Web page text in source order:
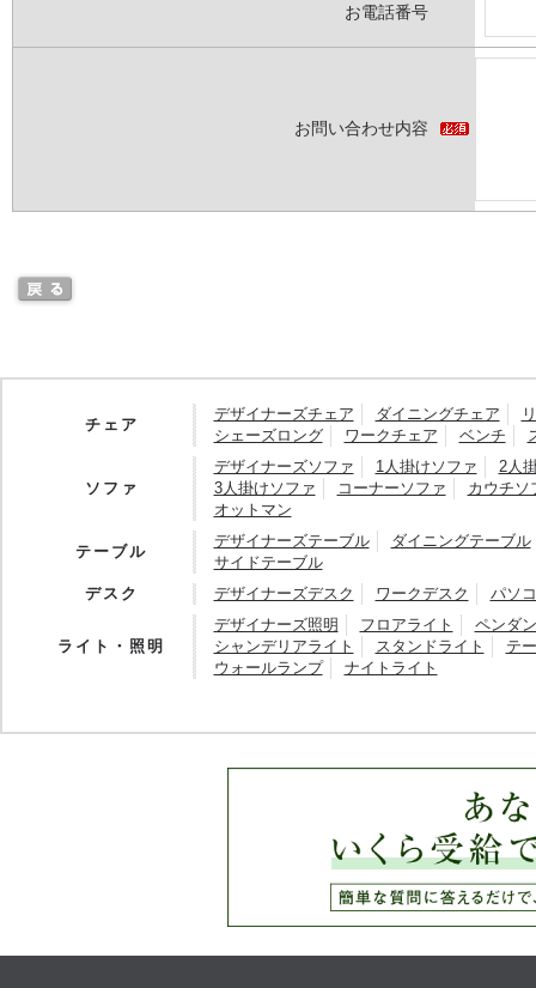
お電話番号
お問い合わせ内容
チェア
デザイナーズチェア ダイニングチェア
シェーズロング
ワークチェア ベンチ
ソファ
デザイナーズソファ 1人掛けソファ
2人
3人掛けソファ
コーナーソファ
カウチソ
オットマン
テーブル
デザイナーズテーブル
ダイニングテーブル
サイドテーブル
デスク
デザイナーズデスク ワークデスク パソ
ライト・照明
デザイナーズ照明 フロアライト
ペンダ
シャンデリアライト
スタンドライト
テ
ウォールランプ
ナイトライト